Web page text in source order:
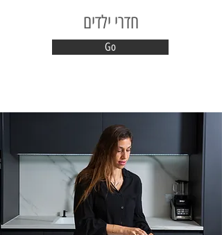
חדרי ילדים
Go